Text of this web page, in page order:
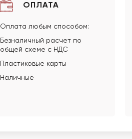
ОПЛАТА
Оплата любым способом:
Безналичный расчет по
общей схеме с НДС
Пластиковые карты
Наличные